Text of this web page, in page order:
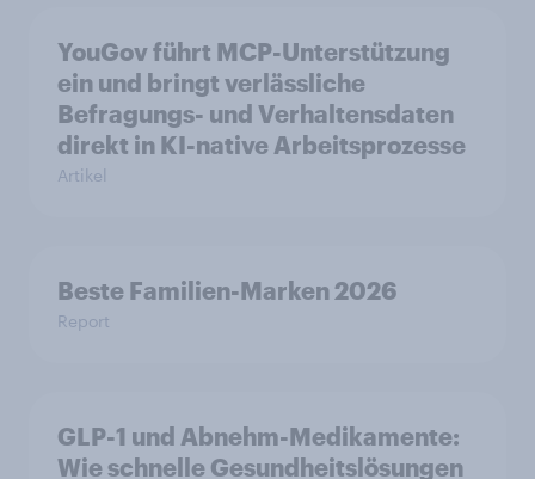
YouGov führt MCP-Unterstützung
ein und bringt verlässliche
Befragungs- und Verhaltensdaten
direkt in KI-native Arbeitsprozesse
Artikel
Beste Familien-Marken 2026
Report
GLP-1 und Abnehm-Medikamente:
Wie schnelle Gesundheitslösungen